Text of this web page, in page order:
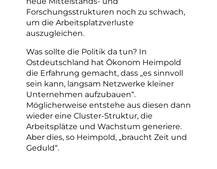
Forschungsstrukturen noch zu schwach,
um die Arbeitsplatzverluste
auszugleichen.
Was sollte die Politik da tun? In
Ostdeutschland hat Ökonom Heimpold
die Erfahrung gemacht, dass „es sinnvoll
sein kann, langsam Netzwerke kleiner
Unternehmen aufzubauen“.
Möglicherweise entstehe aus diesen dann
wieder eine Cluster-Struktur, die
Arbeitsplätze und Wachstum generiere.
Aber dies, so Heimpold, „braucht Zeit und
Geduld“.